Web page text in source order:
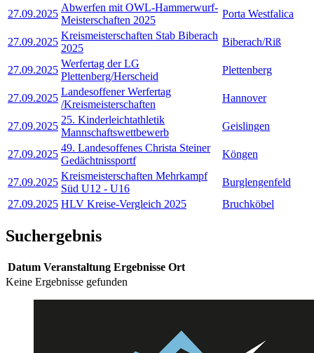
27.09.2025
Abwerfen mit OWL-Hammerwurf-
Meisterschaften 2025
Porta Westfalica
27.09.2025
Kreismeisterschaften Stab Biberach
2025
Biberach/Riß
27.09.2025
Werfertag der LG
Plettenberg/Herscheid
Plettenberg
27.09.2025
Landesoffener Werfertag
/Kreismeisterschaften
Hannover
27.09.2025
25. Kinderleichtathletik
Mannschaftswettbewerb
Geislingen
27.09.2025
49. Landesoffenes Christa Steiner
Gedächtnissportf
Köngen
27.09.2025
Kreismeisterschaften Mehrkampf
Süd U12 - U16
Burglengenfeld
27.09.2025 HLV Kreise-Vergleich 2025 Bruchköbel
Suchergebnis
Datum Veranstaltung Ergebnisse Ort
Keine Ergebnisse gefunden